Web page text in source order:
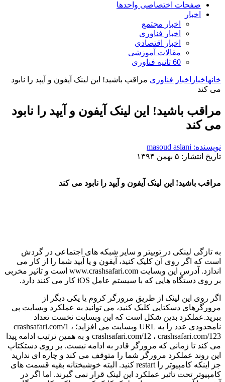
صفحات اختصاصی واحدها
اخبار
اخبار مجتمع
اخبار فناوری
اخبار اقتصادی
مقالات آموزشی
60 ثانیه فناوری
خانهاخبار اخبار فناوری مراقب باشید! این لینک آیفون و آیپد را نابود
می کند
مراقب باشید! این لینک آیفون و آیپد را نابود
می کند
نویسنده: masoud aslani
تاریخ انتشار: ۵ بهمن ۱۳۹۴
مراقب باشید! این لینک آیفون و آیپد را نابود می کند
به تازگی لینکی در توییتر و سایر شبکه های اجتماعی در گردش
است که اگر روی آن کلیک کنید، آیفون و یا آیپد شما را از کار می
اندازد. آدرس این وبسایت www.crashsafari.com است و تاثیر مخربی
بر روی دستگاه هایی که با سیستم عامل iOS کار می کنند دارد.
اگر روی این لینک از طریق مرورگر کروم یا یکی دیگر از
مرورگرهای دسکتاپی کلیک کنید، می توانید به عملکرد وبسایت پی
ببرید.عملکرد بدین شکل است که این وبسایت نخست تعداد
نامحدودی عدد را به URL وبسایت می افزاید؛ crashsafari.com/1 ،
crashsafari.com/12 ، crashsafari.com/123 و به همین ترتیب ادامه پیدا
می کند تا زمانی که مرورگر قادر به ادامه نیست. بر روی دستکتاپ
این روند عملکرد مرورگر شما را متوقف می کند و چاره ای ندارید
جز اینکه کامپیوتر را restart کنید. البته خوشبختانه بقیه قسمت های
کامپیوتر تحت تاثیر عملکرد این لینک قرار نمی گیرند. اما اگر در